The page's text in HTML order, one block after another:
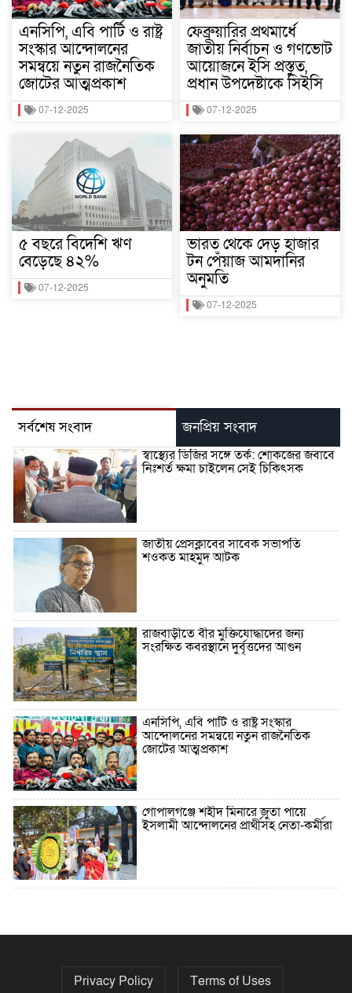
এনসিপি, এবি পার্টি ও রাষ্ট্র
সংস্কার আন্দোলনের
সমন্বয়ে নতুন রাজনৈতিক
জোটের আত্মপ্রকাশ
07-12-2025
৫ বছরে বিদেশি ঋণ
বেড়েছে ৪২%
07-12-2025
ফেব্রুয়ারির প্রথমার্ধে
জাতীয় নির্বাচন ও গণভোট
আয়োজনে ইসি প্রস্তুত,
প্রধান উপদেষ্টাকে সিইসি
07-12-2025
ভারত থেকে দেড় হাজার
টন পেঁয়াজ আমদানির
অনুমতি
07-12-2025
সর্বশেষ সংবাদ জনপ্রিয় সংবাদ
স্বাস্থ্যের ডিজির সঙ্গে তর্ক: শোকজের জবাবে
নিঃশর্ত ক্ষমা চাইলেন সেই চিকিৎসক
জাতীয় প্রেসক্লাবের সাবেক সভাপতি
শওকত মাহমুদ আটক
রাজবাড়ীতে বীর মুক্তিযোদ্ধাদের জন্য
সংরক্ষিত কবরস্থানে দুর্বৃত্তদের আগুন
এনসিপি, এবি পার্টি ও রাষ্ট্র সংস্কার
আন্দোলনের সমন্বয়ে নতুন রাজনৈতিক
জোটের আত্মপ্রকাশ
গোপালগঞ্জে শহীদ মিনারে জুতা পায়ে
ইসলামী আন্দোলনের প্রার্থীসহ নেতা-কর্মীরা
Privacy Policy Terms of Uses